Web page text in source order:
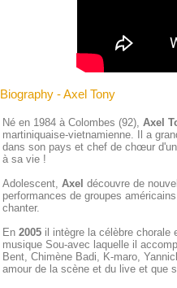
Biography - Axel Tony
Né en 1984 à Colombes (92), Axel
martiniquaise-vietnamienne. Il a
dans son pays et chef de chœur
à sa vie !
Adolescent, Axel découvre de
performances de groupes
chanter.
En 2005 il intègre la célèbre
musique Sou-avec laquelle il
Bent, Chimène Badi, K-maro,
amour de la scène et du live et que